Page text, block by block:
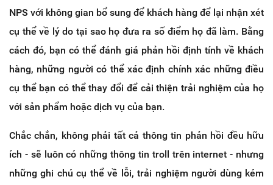
NPS với không gian bổ sung để khách hàng để lại nhận xét
cụ thể về lý do tại sao họ đưa ra số điểm họ đã làm. Bằng
cách đó, bạn có thể đánh giá phản hồi định tính về khách
hàng, những người có thể xác định chính xác những điều
cụ thể bạn có thể thay đổi để cải thiện trải nghiệm của họ
với sản phẩm hoặc dịch vụ của bạn.
Chắc chắn, không phải tất cả thông tin phản hồi đều hữu
ích - sẽ luôn có những thông tin troll trên internet - nhưng
những ghi chú cụ thể về lỗi, trải nghiệm người dùng kém